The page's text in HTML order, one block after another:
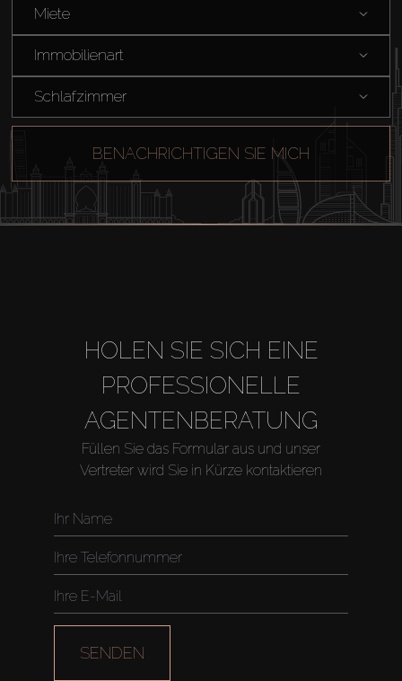
Kaufen
Miete
Verkaufen
Miete
Immobilienart
Schlafzimmer
BENACHRICHTIGEN SIE MICH
HOLEN SIE SICH EINE
PROFESSIONELLE
AGENTENBERATUNG
Füllen Sie das Formular aus und unser
Vertreter wird Sie in Kürze kontaktieren
SENDEN